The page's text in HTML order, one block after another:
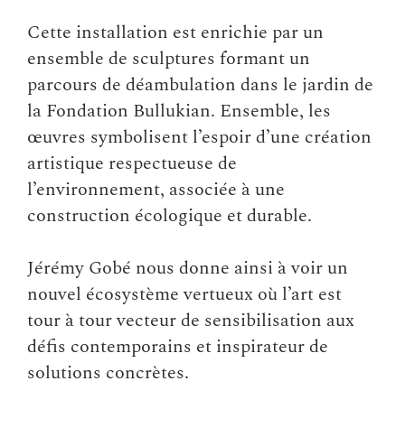
Cette installation est enrichie par un
ensemble de sculptures formant un
parcours de déambulation dans le jardin de
la Fondation Bullukian. Ensemble, les
œuvres symbolisent l’espoir d’une création
artistique respectueuse de
l’environnement, associée à une
construction écologique et durable.
Jérémy Gobé nous donne ainsi à voir un
nouvel écosystème vertueux où l’art est
tour à tour vecteur de sensibilisation aux
défis contemporains et inspirateur de
solutions concrètes.